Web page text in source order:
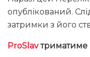
опублікований.
затримки з його
ProSlavтриматиме